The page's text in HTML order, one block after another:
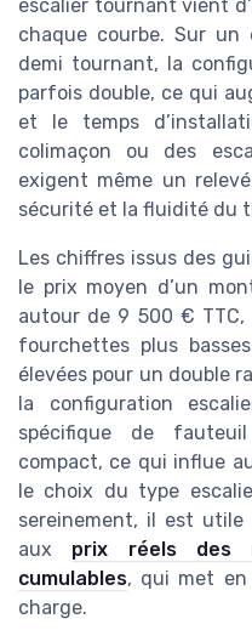
escalier tournant vient
chaque courbe. Sur
demi tournant, la
parfois double, ce qui
et le temps
colimaçon ou des
exigent même un
sécurité et la fluidité du
Les chiffres issus des
le prix moyen d’un
autour de 9 500 €
fourchettes plus
élevées pour un double
la configuration
spécifique de
compact, ce qui influe
le choix du type
sereinement, il est
aux prix réels des
cumulables, qui met en
charge.